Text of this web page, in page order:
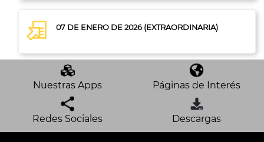
07 DE ENERO DE 2026 (EXTRAORDINARIA)
Nuestras Apps Páginas de Interés
Redes Sociales Descargas